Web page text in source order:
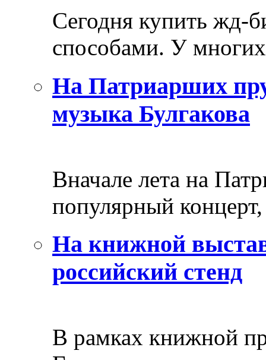
Сегодня купить жд-
способами. У
На Патриарших
музыка Булгакова
Вначале лета на
популярный
На книжной
российский стенд
В рамках книжной